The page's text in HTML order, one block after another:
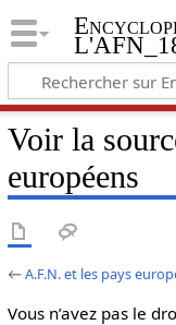
Voir la
européens
←A.F.N. et les pays
Vous n’avez pas le